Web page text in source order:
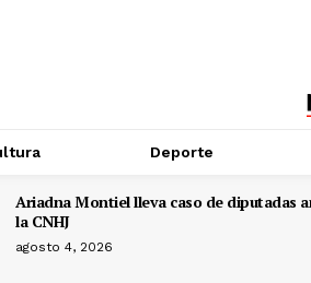
Deporte
Ariadna Montiel lleva caso de diputadas
la CNHJ
agosto 4, 2026